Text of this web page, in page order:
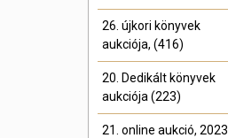
26. újkori könyvek
aukciója, (416)
20. Dedikált könyvek
aukciója (223)
21. online aukció, 2023.